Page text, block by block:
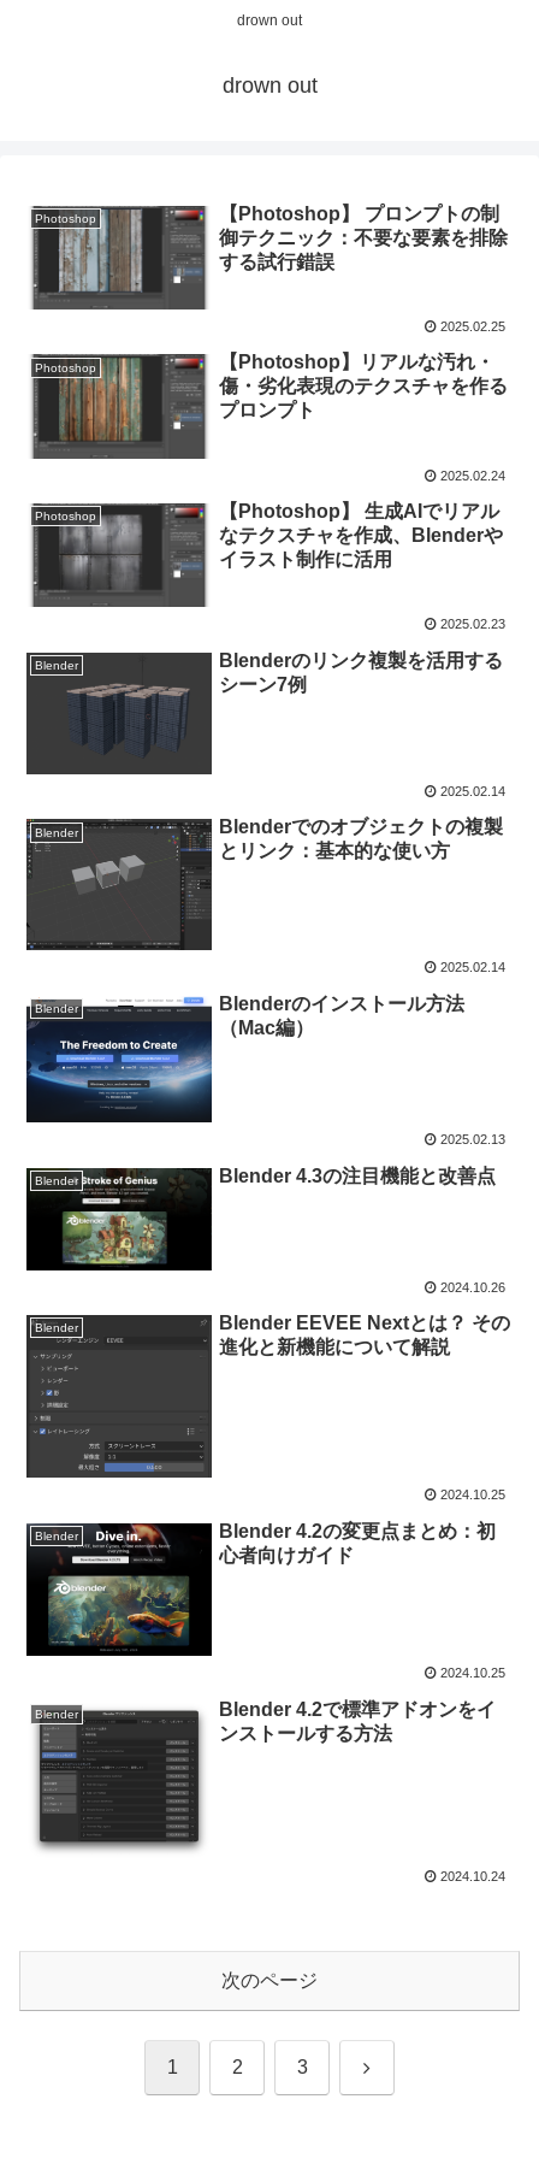
drown out
drown out
Photoshop
【Photoshop】 プロンプトの制
御テクニック：不要な要素を排除
する試行錯誤
2025.02.25
Photoshop
【Photoshop】リアルな汚れ・
傷・劣化表現のテクスチャを作る
プロンプト
2025.02.24
Photoshop
【Photoshop】 生成AIでリアル
なテクスチャを作成、Blenderや
イラスト制作に活用
2025.02.23
Blender
Blenderのリンク複製を活用する
シーン7例
2025.02.14
Blender
Blenderでのオブジェクトの複製
とリンク：基本的な使い方
2025.02.14
Blender
Blenderのインストール方法
（Mac編）
2025.02.13
Blender Blender 4.3の注目機能と改善点
2024.10.26
Blender
Blender EEVEE Nextとは？ その
進化と新機能について解説
2024.10.25
Blender
Blender 4.2の変更点まとめ：初
心者向けガイド
2024.10.25
Blender
Blender 4.2で標準アドオンをイ
ンストールする方法
2024.10.24
次のページ
1 2 3 次